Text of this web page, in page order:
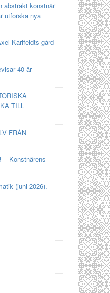
abstrakt konstnär
utforska nya
Karlfeldts gård
40 år
TILL
FRÅN
– Konstnärens
(juni 2026).